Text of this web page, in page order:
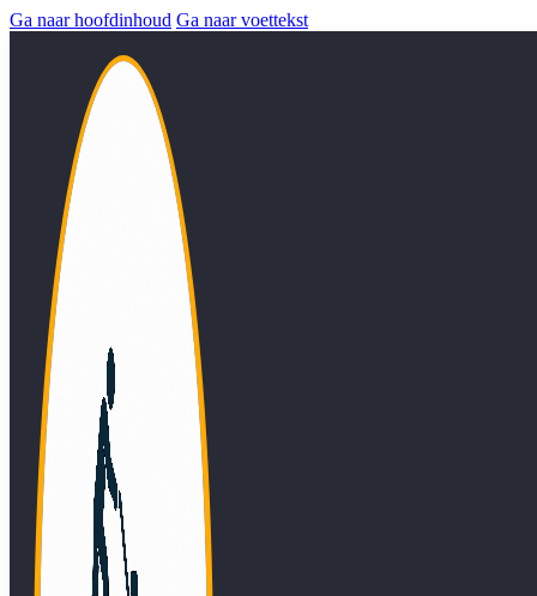
Ga naar hoofdinhoud Ga naar voettekst